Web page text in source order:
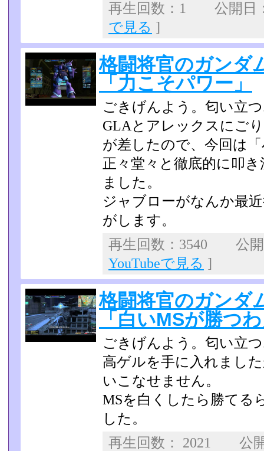
再生回数：1 公開
で見る ]
格闘将官のガンダ
「力こそパワー」
ごきげんよう。匂い立
GLAとアレックスにご
が差したので、今回は
正々堂々と徹底的に叩
ました。
ジャブローがなんか最
がします。
再生回数：3540 公
YouTubeで見る ]
格闘将官のガンダ
「白いMSが勝つ
ごきげんよう。匂い立
高ゲルを手に入れまし
いこなせません。
MSを白くしたら勝てる
した。
再生回数： 2021 公